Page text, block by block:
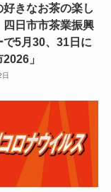
好きなお茶の楽し
日市市茶業振興
で5月30、31日に
2026」